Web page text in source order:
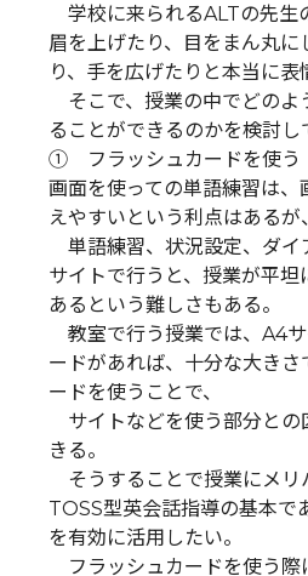
学校に来られるALTの先生
眉を上げたり、目をまん丸に
り、手を広げたりと本当に表
そこで、授業の中でどのよ
ることができるのかを検討し
① フラッシュカードを使う
画面を使っての単語練習は、
えやすいという利点はあるが、
単語練習、状況設定、ダイ
サイトで行うと、授業が平坦
あるという難しさもある。
教室で行う授業では、A4
ードがあれば、十分な大き
ードを使うことで、
サイトなどを使う部分との
きる。
そうすることで授業にメリ
TOSS型英会話指導の基本で
を有効に活用したい。
フラッシュカードを使う際